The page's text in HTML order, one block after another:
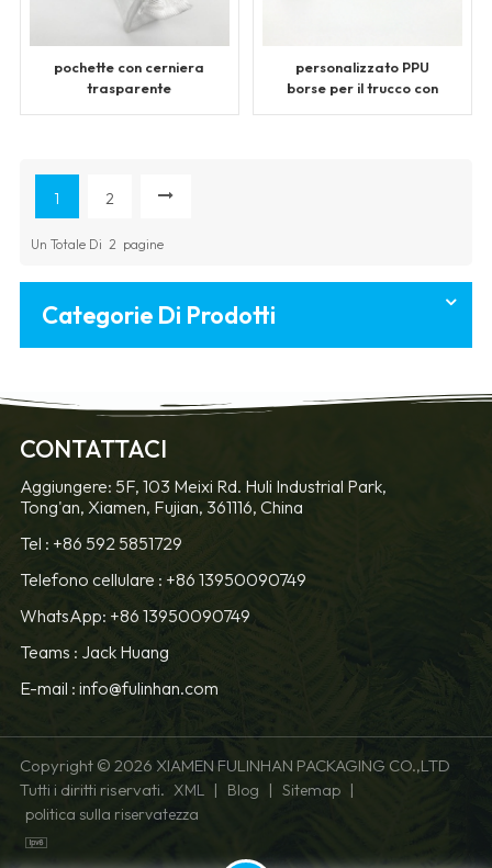
pochette con cerniera
trasparente
personalizzato PPU
borse per il trucco con
1 2
Un Totale Di 2 Pagine
Categorie Di Prodotti
CONTATTACI
Aggiungere: 5F, 103 Meixi Rd. Huli Industrial Park,
Tong'an, Xiamen, Fujian, 361116, China
Tel : +86 592 5851729
Telefono cellulare : +86 13950090749
WhatsApp: +86 13950090749
Teams : Jack Huang
E-mail : info@fulinhan.com
Copyright © 2026 XIAMEN FULINHAN PACKAGING CO.,LTD
Tutti i diritti riservati. XML | Blog | Sitemap |
politica sulla riservatezza